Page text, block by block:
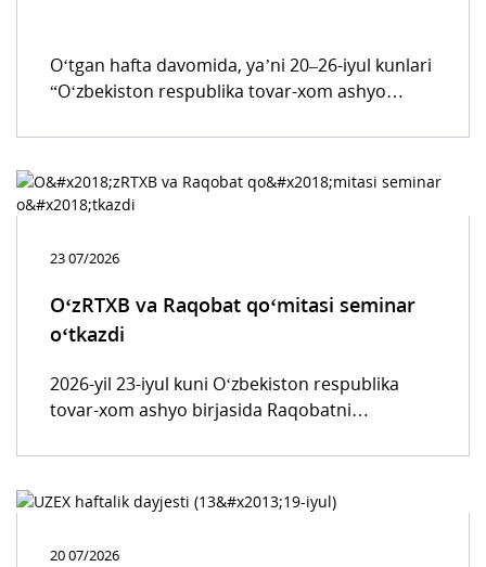
O‘tgan hafta davomida, yaʼni 20–26-iyul kunlari
“O‘zbekiston respublika tovar-xom ashyo
664 ta bitim tuzilgan bo‘lib, bu avvalgi haftaga
savdolariga, qolgan 56,5 % qismi esa elektron
tijorat savdo tizimlariga to‘g‘ri keldi.
23 07/2026
O‘zRTXB va Raqobat qo‘mitasi seminar
o‘tkazdi
2026-yil 23-iyul kuni O‘zbekiston respublika
tovar-xom ashyo birjasida Raqobatni
himoya qilish qo‘mitasi bilan hamkorlikda birja
bag‘ishlangan seminar bo‘lib o‘tdi.
20 07/2026